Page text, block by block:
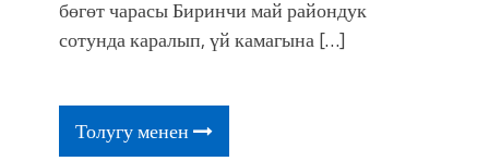
Park'ка 30 миң адам чогулду
бөгөт чарасы Биринчи май райондук
сотунда каралып, үй камагына […]
Толугу менен